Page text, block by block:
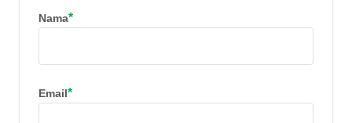
Nama*
Email*